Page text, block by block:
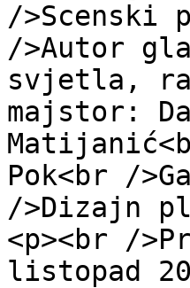
/>Scenski
/>Autor
svjetla,
majstor:
Pok<br /
/>Dizajn
<p><br /
listopad